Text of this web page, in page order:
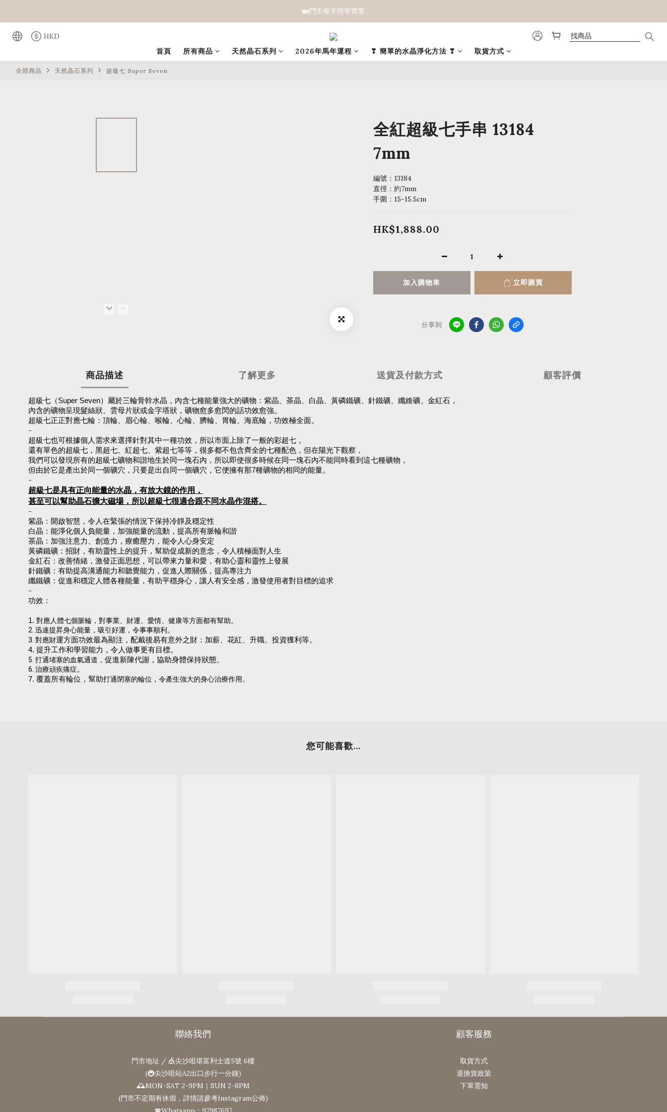
🏡門市每天照常營業
HKD
首頁
所有商品 天然晶石系列 2026年馬年運程 ❣ 簡單的水晶淨化方法 ❣ 取貨方式
全部商品 天然晶石系列 超級七 Super Seven
全紅超級七手串 13184
7mm
編號：13184
直徑：約7mm
手圍：15-15.5cm
HK$1,888.00
加入購物車 立即購買
分享到
商品描述 了解更多 送貨及付款方式 顧客評價
超級七（Super Seven）屬於三輪骨幹水晶，內含七種能量強大的礦物：紫晶、茶晶、白晶、黃磷鐵礦、針鐵礦、纖維礦、金紅石，
內含的礦物呈現髮絲狀、雲母片狀或金字塔狀，礦物愈多愈閃的話功效愈強。
超級七正正對應七輪：頂輪、眉心輪、喉輪、心輪、臍輪、胃輪、海底輪，功效極全面。
-
超級七也可根據個人需求來選擇針對其中一種功效，所以市面上除了一般的彩超七，
還有單色的超級七，黑超七、紅超七、紫超七等等，很多都不包含齊全的七種配色，但在陽光下觀察，
我們可以發現所有的超級七礦物和諧地生於同一塊石內，所以即使很多時候在同一塊石內不能同時看到這七種礦物，
但由於它是產出於同一個礦穴，只要是出自同一個礦穴，它便擁有那7種礦物的相同的能量。
-
超級七是具有正向能量的水晶，有放大鏡的作用，
甚至可以幫助晶石擴大磁場，所以超級七很適合跟不同水晶作混搭。
-
紫晶：開啟智慧，令人在緊張的情況下保持冷靜及穩定性
白晶：能淨化個人負能量，加強能量的流動，提高所有脈輪和諧
茶晶：加強注意力、創造力，療癒壓力，能令人心身安定
黃磷鐵礦：招財，有助靈性上的提升，幫助促成新的意念，令人積極面對人生
金紅石：改善情緒，激發正面思想，可以帶來力量和愛，有助心靈和靈性上發展
針鐵礦：有助提高溝通能力和聽覺能力，促進人際關係，提高專注力
纖鐵礦：促進和穩定人體各種能量，有助平穩身心，讓人有安全感，激發使用者對目標的追求
-
功效：
1. 對應人體七個脈輪，對事業、財運、愛情、健康等方面都有幫助。
2. 迅速提昇身心能量，吸引好運，令事事順利。
3. 對應財運方面功效最為顯注，配戴後易有意外之財：加薪、花紅、升職、投資獲利等。
4. 提升工作和學習能力，令人做事更有目標。
5. 打通堵塞的血氣通道， 促進新陳代謝，協助身體保持狀態。
6. 治療頑疾痛症。
7. 覆蓋所有輪位，幫助打通閉塞的輪位，令產生強大的身心治療作用。
您可能喜歡...
聯絡我們
門市地址 / 🎪尖沙咀堪富利士道5號 6樓
(🚇尖沙咀站A2出口步行一分鐘)
🕰MON-SAT 2-9PM｜SUN 2-8PM
(門市不定期有休假，詳情請參考Instagram公佈)
顧客服務
取貨方式
退換貨政策
下單需知